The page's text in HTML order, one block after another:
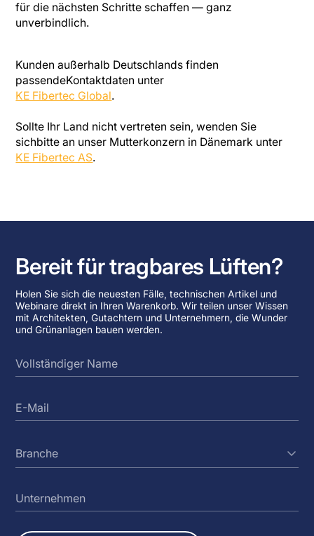
für die nächsten Schritte schaffen — ganz
unverbindlich.
Kunden außerhalb Deutschlands finden
passendeKontaktdaten unter
KE Fibertec Global.
Sollte Ihr Land nicht vertreten sein, wenden Sie
sichbitte an unser Mutterkonzern in Dänemark unter
KE Fibertec AS.
Bereit für tragbares Lüften?
Holen Sie sich die neuesten Fälle, technischen Artikel und
Webinare direkt in Ihren Warenkorb. Wir teilen unser Wissen
mit Architekten, Gutachtern und Unternehmern, die Wunder
und Grünanlagen bauen werden.